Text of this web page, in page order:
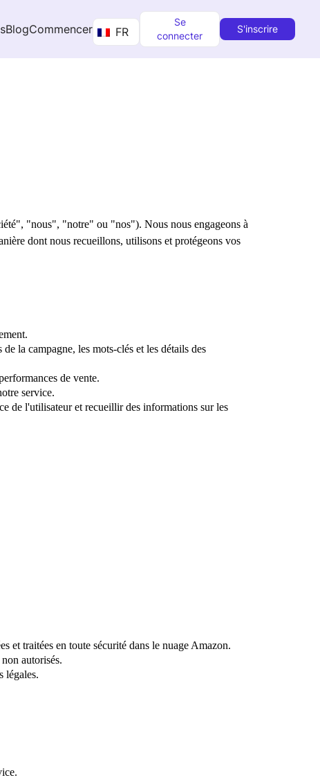
BlogCommencer FR
Se
connecter
S'inscrire
"nous", "notre" ou "nos"). Nous nous engageons à
dont nous recueillons, utilisons et protégeons vos
la campagne, les mots-clés et les détails des
de vente.
service.
de l'utilisateur et recueillir des informations sur les
et traitées en toute sécurité dans le nuage Amazon.
autorisés.
légales.